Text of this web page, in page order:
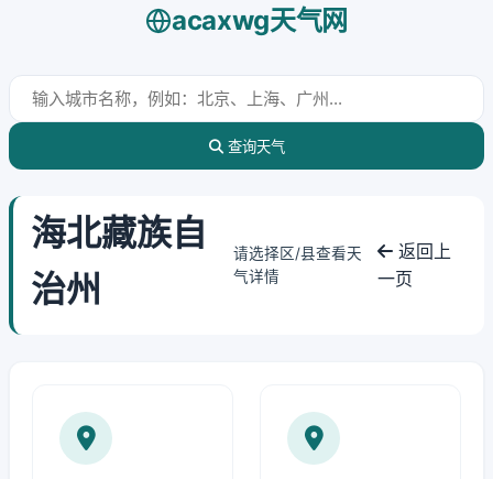
acaxwg天气网
查询天气
海北藏族自
治州
请选择区/县查看天
气详情
返回上
一页